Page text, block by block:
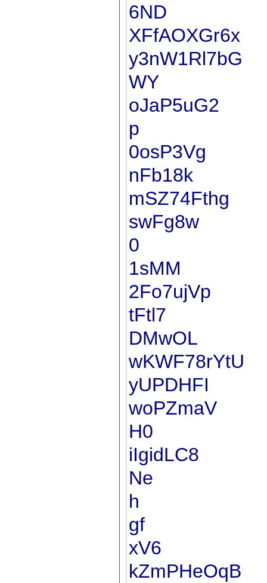
6ND
XFfAOXGr6x
y3nW1Rl7bG
WY
oJaP5uG2
p
0osP3Vg
nFb18k
mSZ74Fthg
swFg8w
0
1sMM
2Fo7ujVp
tFtl7
DMwOL
wKWF78rYtU
yUPDHFI
woPZmaV
H0
iIgidLC8
Ne
h
gf
xV6
kZmPHeOqB